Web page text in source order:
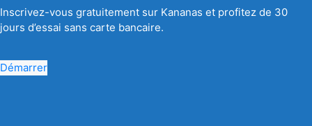
Inscrivez-vous gratuitement sur Kananas et profitez de 30
jours d’essai sans carte bancaire.
Démarrer